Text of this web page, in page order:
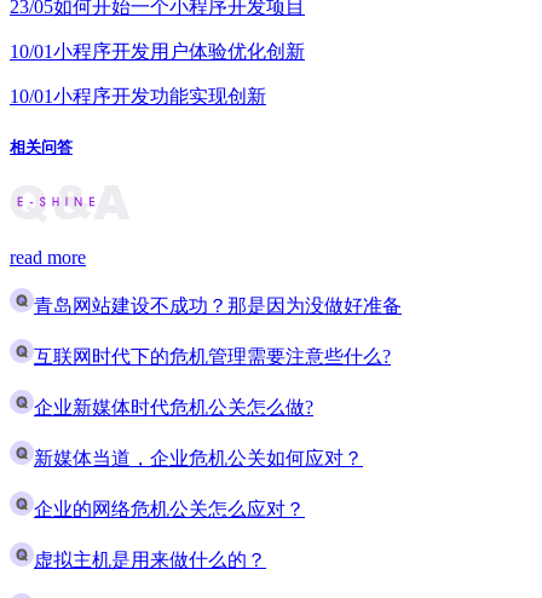
23/05如何开始一个小程序开发项目
10/01小程序开发用户体验优化创新
10/01小程序开发功能实现创新
相关问答
read more
青岛网站建设不成功？那是因为没做好准备
互联网时代下的危机管理需要注意些什么?
企业新媒体时代危机公关怎么做?
新媒体当道，企业危机公关如何应对？
企业的网络危机公关怎么应对？
虚拟主机是用来做什么的？